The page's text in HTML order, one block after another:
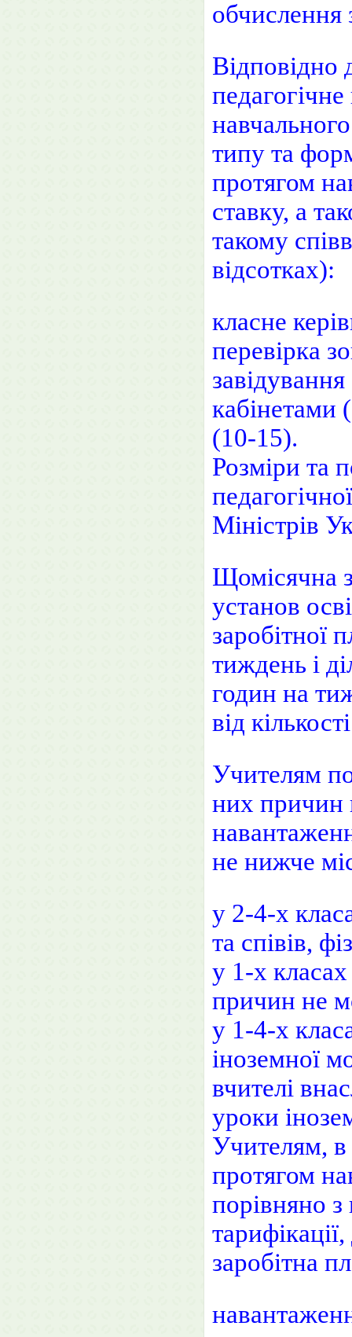
обчислення
Відповідно
типу та
протягом
ставку, а
такому
відсотках):
класне
перевірка
кабінетами
(10-15).
Розміри та
Міністрів
Щомісячна
установ
заробітної
тиждень і
годин на
від
Учителям
них причин
не нижче
у 2-4-х
та співів,
у 1-х
причин не
у 1-4-х
іноземної
вчителі
уроки
Учителям, в
протягом
порівняно
заробітна